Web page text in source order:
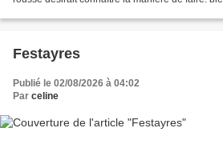
Festayres
Publié le 02/08/2026 à 04:02
Par celine